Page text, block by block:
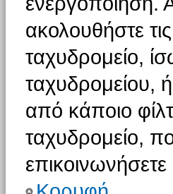
ακολουθήστε
ταχυδρομείο,
ταχυδρομείου,
από κάποιο
ταχυδρομείο,
επικοινωνήσετε